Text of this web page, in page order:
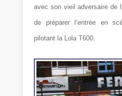
avec son vieil adversaire de
de préparer l’entrée en
pilotant la Lola T600.